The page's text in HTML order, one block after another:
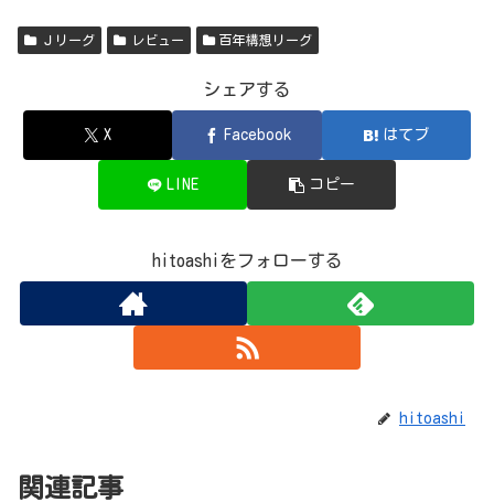
bo
ok
l
ad
s
Li
nk
Ｊリーグ レビュー 百年構想リーグ
シェアする
X Facebook はてブ
LINE コピー
hitoashiをフォローする
hitoashi
関連記事